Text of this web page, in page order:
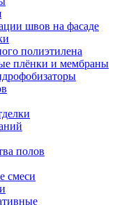
швов на фасаде
полиэтилена
плёнки и мембраны
полов
смеси